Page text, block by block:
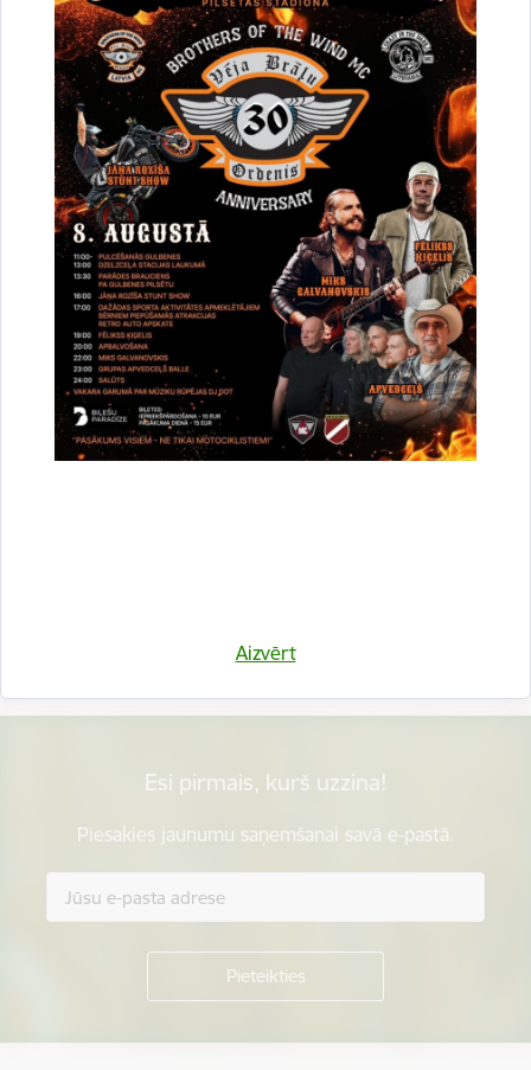
Aizvērt
Aktualitātes: NVO Sabiedrība
Drukāt lapu
Dalīties
Sniegt atsauksmi
Esi pirmais, kurš uzzina!
Piesakies jaunumu saņemšanai savā e-pastā.